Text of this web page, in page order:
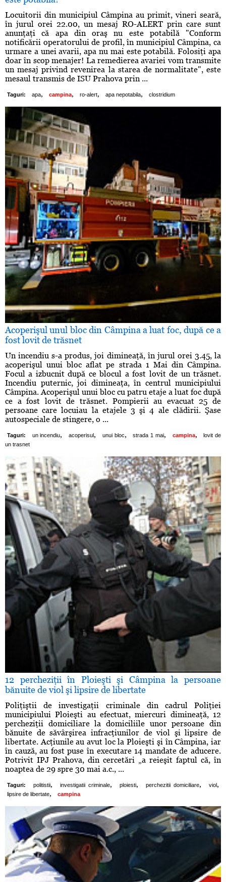
Locuitorii din municipiul Câmpina au primit, vineri seară,
în jurul orei 22.00, un mesaj RO-ALERT prin care sunt
anunţaţi că apa din oraş nu este potabilă "Conform
notificării operatorului de profil, în municipiul Câmpina, ca
urmare a unei avarii, apa nu mai este potabilă. Folosiţi apa
doar în scop menajer! La remedierea avariei vom transmite
un mesaj privind revenirea la starea de normalitate", este
mesaul transmis de ISU Prahova prin ...
Taguri: apa, campina, ro-alert, apa nepotabila, clostridium
Acoperişul unul bloc din Câmpina a luat foc, după ce a
fost lovit de trăsnet
Un incendiu s-a produs, joi dimineaţă, în jurul orei 3.45, la
acoperişul unui bloc aflat pe strada 1 Mai din Câmpina.
Focul a izbucnit după ce blocul a fost lovit de un trăsnet.
Incendiu puternic, joi dimineaţa, în centrul municipiului
Câmpina. Acoperişul unui bloc cu patru etaje a luat foc după
ce a fost lovit de trăsnet. Pompierii au evacuat 25 de
persoane care locuiau la etajele 3 şi 4 ale clădirii. Şase
autospeciale de stingere, o ...
Taguri: un incendiu, acoperisul , unui bloc, strada 1 mai, campina,
lovit de
un trasnet
12 percheziţii în Ploieşti şi Câmpina la persoane
bănuite de viol şi lipsire de libertate
Poliţiştii de investigaţii criminale din cadrul Poliţiei
municipiului Ploieşti au efectuat, miercuri dimineaţă, 12
percheziţii domiciliare la domiciliile unor persoane din
bănuite de săvârşirea infracţiunilor de viol şi lipsire de
libertate. Acţiunile au avut loc la Ploieşti şi în Câmpina, iar
în cauză, au fost puse în executare 14 mandate de aducere.
Potrivit IPJ Prahova, din cercetări „a reieşit faptul că, în
noaptea de 29 spre 30 mai a.c., ...
Taguri: politistii, investigatii criminale, ploiesti, perchezitii domiciliare, viol ,
lipsire de libertate, campina